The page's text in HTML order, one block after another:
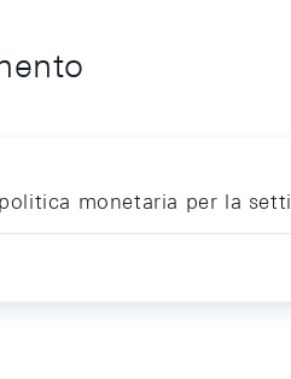
monetaria per la